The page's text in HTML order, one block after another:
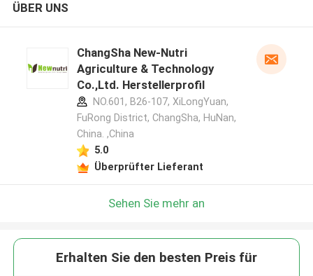
ÜBER UNS
ChangSha New-Nutri
Agriculture & Technology
Co.,Ltd. Herstellerprofil
NO.601, B26-107, XiLongYuan,
FuRong District, ChangSha, HuNan,
China. ,China
5.0
Überprüfter Lieferant
Sehen Sie mehr an
Erhalten Sie den besten Preis für